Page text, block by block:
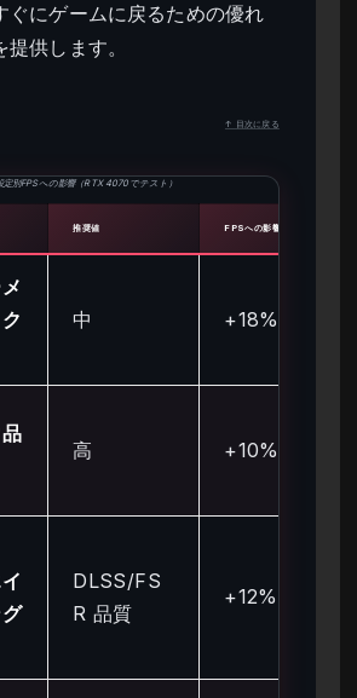
ぐにゲームに戻るための優れ
供します。
↑ 目次に戻る
別FPSへの影響（RTX 4070でテスト）
推奨値 FPSへの影響 (%)
中 +18%
高 +10%
DLSS/FS
R 品質
+12%